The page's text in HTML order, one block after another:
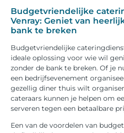
Budgetvriendelijke
Venray: Geniet van
bank te breken
Budgetvriendelijke
ideale oplossing voor wie wil
zonder de bank te breken. Of je
een bedrijfsevenement
gezellig diner thuis wilt
cateraars kunnen je helpen om
serveren tegen een betaalbare
Een van de voordelen van